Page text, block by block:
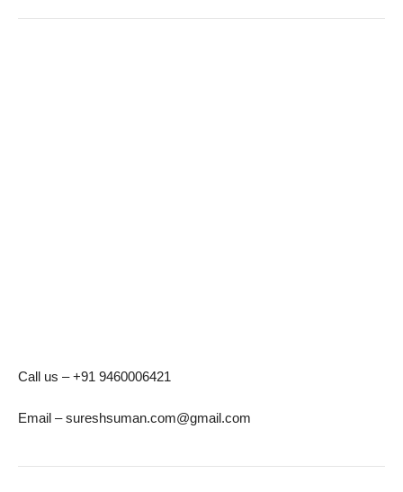
Call us – +91 9460006421
Email – sureshsuman.com@gmail.com